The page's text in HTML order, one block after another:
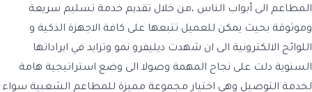
المطاعم الى أبواب الناس ،من خلال تقديم خدمة تسليم سريعة
وموثوقة بحيث يمكن للعميل تتبعها على كافة الاجهزة الذكية و
اللوائح الالكترونية الى ان شهدت ديليفرو نمو وتزايد في ايراداتها
السنوية دلت على نجاح المهمة وصولا الى وضع استراتيجية هامة
لخدمة التوصيل وهي اختيار مجموعة مميزة للمطاعم الشعبية سواء